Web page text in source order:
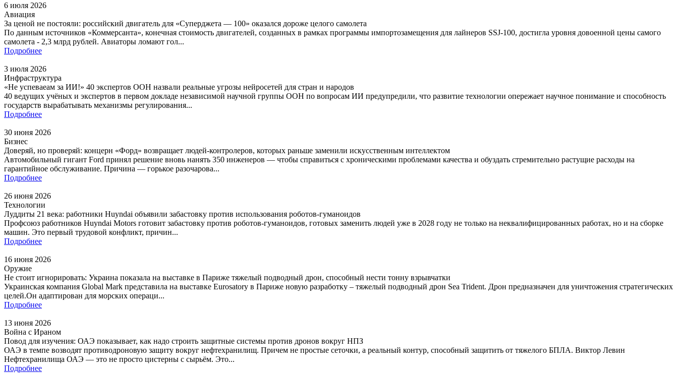
6 июля 2026
Авиация
За ценой не постояли: российский двигатель для «Суперджета — 100» оказался дороже целого самолета
По данным источников «Коммерсанта», конечная стоимость двигателей, созданных в рамках программы импортозамещения для лайнеров SSJ-100, достигла уровня довоенной цены самого
самолета - 2,3 млрд рублей. Авиаторы ломают гол...
Подробнее
3 июля 2026
Инфраструктура
«Не успеваеам за ИИ!» 40 экспертов ООН назвали реальные угрозы нейросетей для стран и народов
40 ведущих учёных и экспертов в первом докладе независимой научной группы ООН по вопросам ИИ предупредили, что развитие технологии опережает научное понимание и способность
государств вырабатывать механизмы регулирования...
Подробнее
30 июня 2026
Бизнес
Доверяй, но проверяй: концерн «Форд» возвращает людей-контролеров, которых раньше заменили искусственным интеллектом
Автомобильный гигант Ford принял решение вновь нанять 350 инженеров — чтобы справиться с хроническими проблемами качества и обуздать стремительно растущие расходы на
гарантийное обслуживание. Причина — горькое разочарова...
Подробнее
26 июня 2026
Технологии
Луддиты 21 века: работники Huyndai объявили забастовку против использования роботов-гуманоидов
Профсоюз работников Huyndai Motors готовит забастовку против роботов-гуманоидов, готовых заменить людей уже в 2028 году не только на неквалифицированных работах, но и на сборке
машин. Это первый трудовой конфликт, причин...
Подробнее
16 июня 2026
Оружие
Не стоит игнорировать: Украина показала на выставке в Париже тяжелый подводный дрон, способный нести тонну взрывчатки
Украинская компания Global Mark представила на выставке Eurosatory в Париже новую разработку – тяжелый подводный дрон Sea Trident. Дрон предназначен для уничтожения стратегических
целей.Он адаптирован для морских операци...
Подробнее
13 июня 2026
Война с Ираном
Повод для изучения: ОАЭ показывает, как надо строить защитные системы против дронов вокруг НПЗ
ОАЭ в темпе возводят противодроновую защиту вокруг нефтехранилищ. Причем не простые сеточки, а реальный контур, способный защитить от тяжелого БПЛА. Виктор Левин
Нефтехранилища ОАЭ — это не просто цистерны с сырьём. Это...
Подробнее